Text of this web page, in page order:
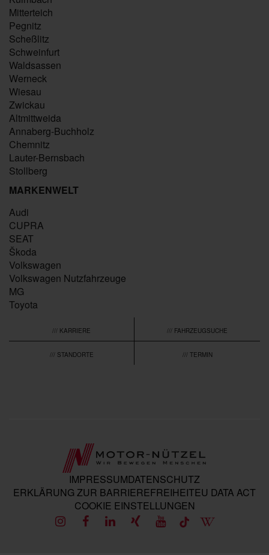
Mitterteich
Pegnitz
Scheßlitz
Schweinfurt
Waldsassen
Werneck
Wiesau
Zwickau
Altmittweida
Annaberg-Buchholz
Chemnitz
Lauter-Bernsbach
Stollberg
MARKENWELT
Audi
CUPRA
SEAT
Škoda
Volkswagen
Volkswagen Nutzfahrzeuge
MG
Toyota
/// KARRIERE /// FAHRZEUGSUCHE
/// STANDORTE /// TERMIN
IMPRESSUMDATENSCHUTZ
ERKLÄRUNG ZUR BARRIEREFREIHEITEU DATA ACT
COOKIE EINSTELLUNGEN